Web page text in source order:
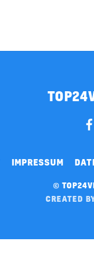
IMPRESSUM
©
CREATED